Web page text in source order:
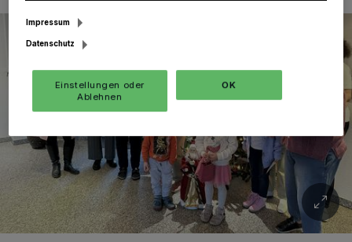
Impressum
Datenschutz
Einstellungen oder
Ablehnen
OK